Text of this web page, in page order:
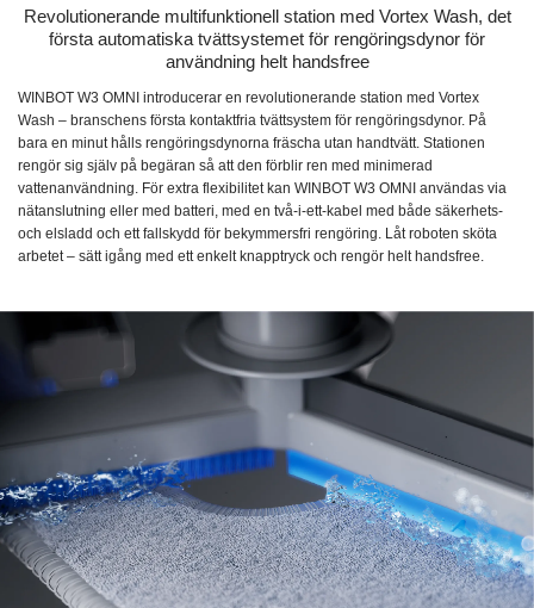
Revolutionerande multifunktionell station med Vortex Wash, det
första automatiska tvättsystemet för rengöringsdynor för
användning helt handsfree
WINBOT W3 OMNI introducerar en revolutionerande station med Vortex
Wash – branschens första kontaktfria tvättsystem för rengöringsdynor. På
bara en minut hålls rengöringsdynorna fräscha utan handtvätt. Stationen
rengör sig själv på begäran så att den förblir ren med minimerad
vattenanvändning. För extra flexibilitet kan WINBOT W3 OMNI användas via
nätanslutning eller med batteri, med en två-i-ett-kabel med både säkerhets-
och elsladd och ett fallskydd för bekymmersfri rengöring. Låt roboten sköta
arbetet – sätt igång med ett enkelt knapptryck och rengör helt handsfree.